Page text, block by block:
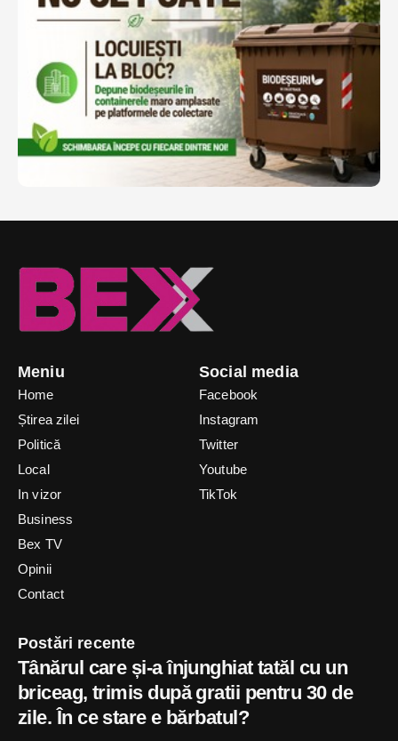
Meniu
Home
Știrea zilei
Politică
Local
In vizor
Business
Bex TV
Opinii
Contact
Social media
Facebook
Instagram
Twitter
Youtube
TikTok
Postări recente
Tânărul care și-a înjunghiat tatăl cu un
briceag, trimis după gratii pentru 30 de
zile. În ce stare e bărbatul?